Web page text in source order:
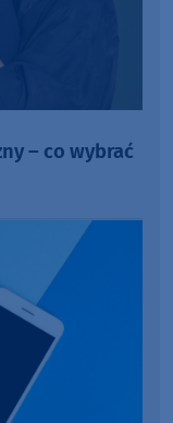
– co wybrać